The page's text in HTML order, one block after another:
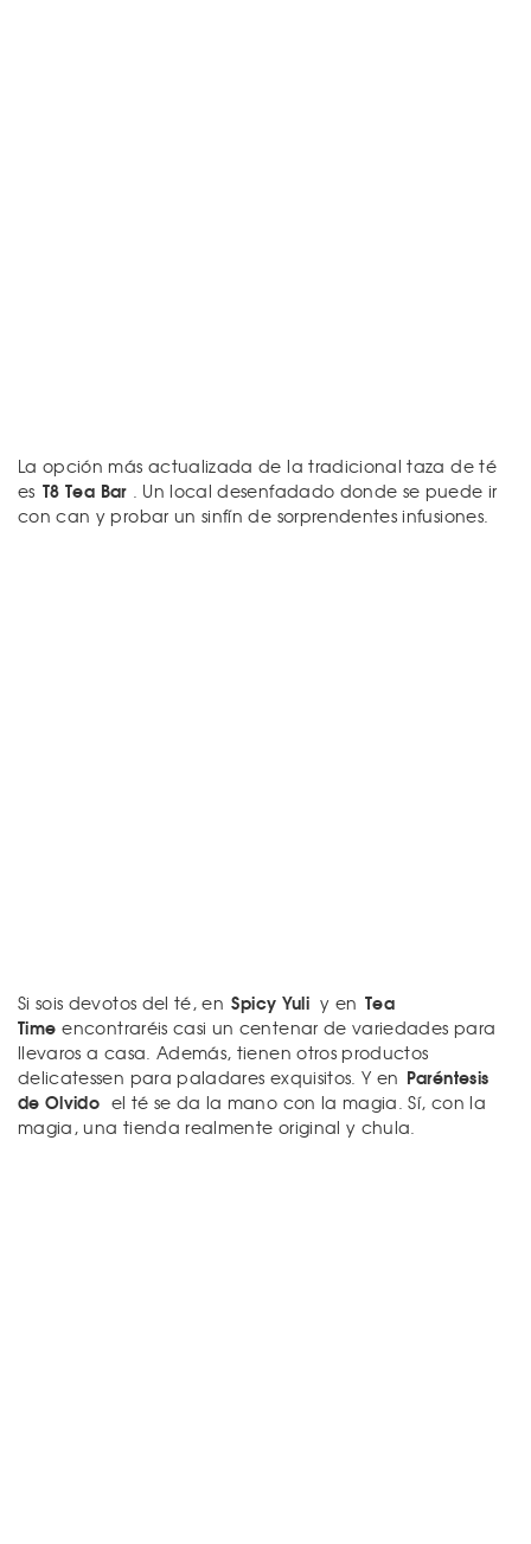
La opción más actualizada de la tradicional taza de té
es T8 Tea Bar
. Un local desenfadado donde se puede ir
con can y probar un sinfín de sorprendentes infusiones.
Si sois devotos del té, en Spicy Yuli y en Tea
Time encontraréis casi un centenar de variedades para
llevaros a casa. Además, tienen otros productos
delicatessen para paladares exquisitos. Y en Paréntesis
de Olvido el té se da la mano con la magia. Sí, con la
magia, una tienda realmente original y chula.